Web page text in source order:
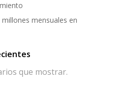
mensuales en
que mostrar.